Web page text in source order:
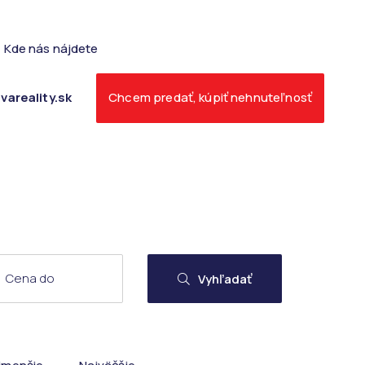
Kde nás nájdete
Chcem predať, kúpiť nehnuteľnosť
Vyhľadať